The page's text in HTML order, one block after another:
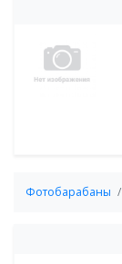
Фотобарабаны